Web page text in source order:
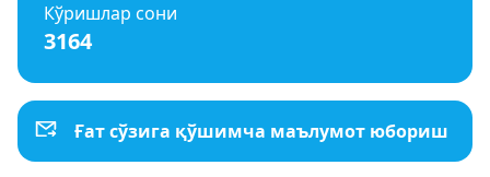
Кўришлар сони
3164
Ғат сўзига қўшимча маълумот юбориш